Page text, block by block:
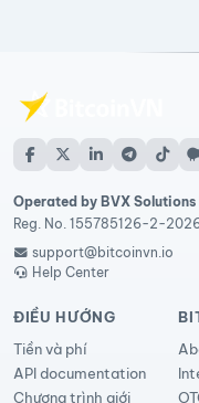
Operated by BVX Solutions
Reg. No. 155785126-2-
support@bitcoinvn.io
Help Center
ĐIỀU HƯỚNG
Tiền và phí
API documentation
Chương trình giới